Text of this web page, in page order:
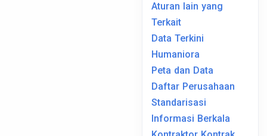
Aturan lain yang
Terkait
Data Terkini
Humaniora
Peta dan Data
Daftar Perusahaan
Standarisasi
Informasi Berkala